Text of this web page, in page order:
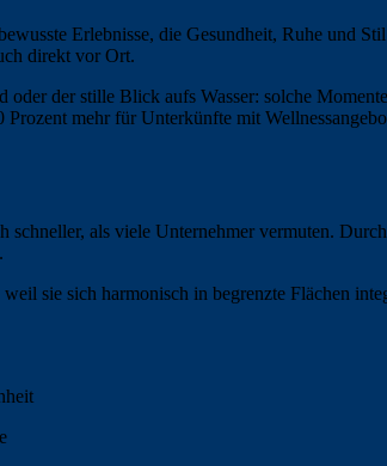
Erlebnisse, die Gesundheit, Ruhe und
direkt vor Ort.
der stille Blick aufs Wasser: solche
mehr für Unterkünfte mit
als viele Unternehmer vermuten.
sie sich harmonisch in begrenzte Flächen